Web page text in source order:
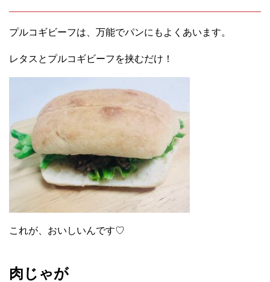
プルコギビーフは、万能でパンにもよくあいます。
レタスとプルコギビーフを挟むだけ！
これが、おいしいんです♡
肉じゃが